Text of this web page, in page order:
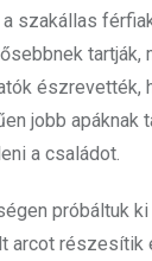
szakállas
tartják,
észrevették,
jobb apáknak
a családot.
próbáltuk
arcot részesítik